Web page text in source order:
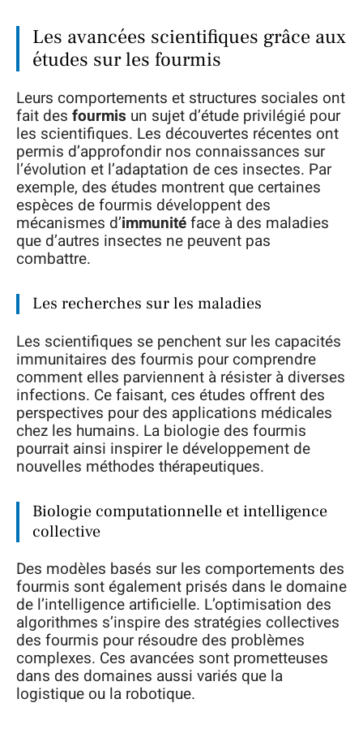
Les avancées scientifiques grâce aux
études sur les fourmis
Leurs comportements et structures sociales ont
fait des fourmis un sujet d’étude privilégié pour
les scientifiques. Les découvertes récentes ont
permis d’approfondir nos connaissances sur
l’évolution et l’adaptation de ces insectes. Par
exemple, des études montrent que certaines
espèces de fourmis développent des
mécanismes d’immunitéface à des maladies
que d’autres insectes ne peuvent pas
combattre.
Les recherches sur les maladies
Les scientifiques se penchent sur les capacités
immunitaires des fourmis pour comprendre
comment elles parviennent à résister à diverses
infections. Ce faisant, ces études offrent des
perspectives pour des applications médicales
chez les humains. La biologie des fourmis
pourrait ainsi inspirer le développement de
nouvelles méthodes thérapeutiques.
Biologie computationnelle et intelligence
collective
Des modèles basés sur les comportements des
fourmis sont également prisés dans le domaine
de l’intelligence artificielle. L’optimisation des
algorithmes s’inspire des stratégies collectives
des fourmis pour résoudre des problèmes
complexes. Ces avancées sont prometteuses
dans des domaines aussi variés que la
logistique ou la robotique.